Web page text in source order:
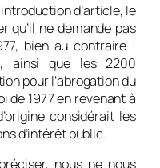
d’article, le
qu’il ne demande pas
bien au contraire !
ainsi que les 2200
pour l’abrogation du
de 1977 en revenant à
considérait les
d’intérêt public.
nous ne nous